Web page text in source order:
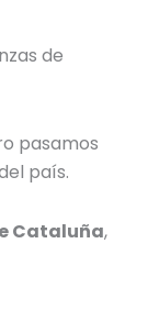
de
pasamos
país.
Cataluña,